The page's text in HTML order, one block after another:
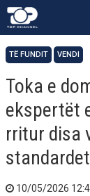
TË FUNDIT VENDI
Toka e
ekspertët
rritur disa
10/05/2026